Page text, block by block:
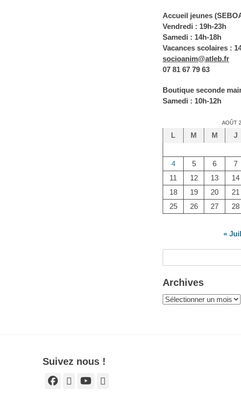
Accueil jeunes
Vendredi : 19h-23h
Samedi : 14h-18h
Vacances scolaires :
socioanim@atleb.fr
07 81 67 79 63
Boutique seconde
Samedi : 10h-12h
AOÛT
L M M J
4
5 6 7
11
12 13 14
18
19 20 21
25
26 27 28
« Juil
Archives
Archives
Suivez nous !
Facebook
E-
YouTube